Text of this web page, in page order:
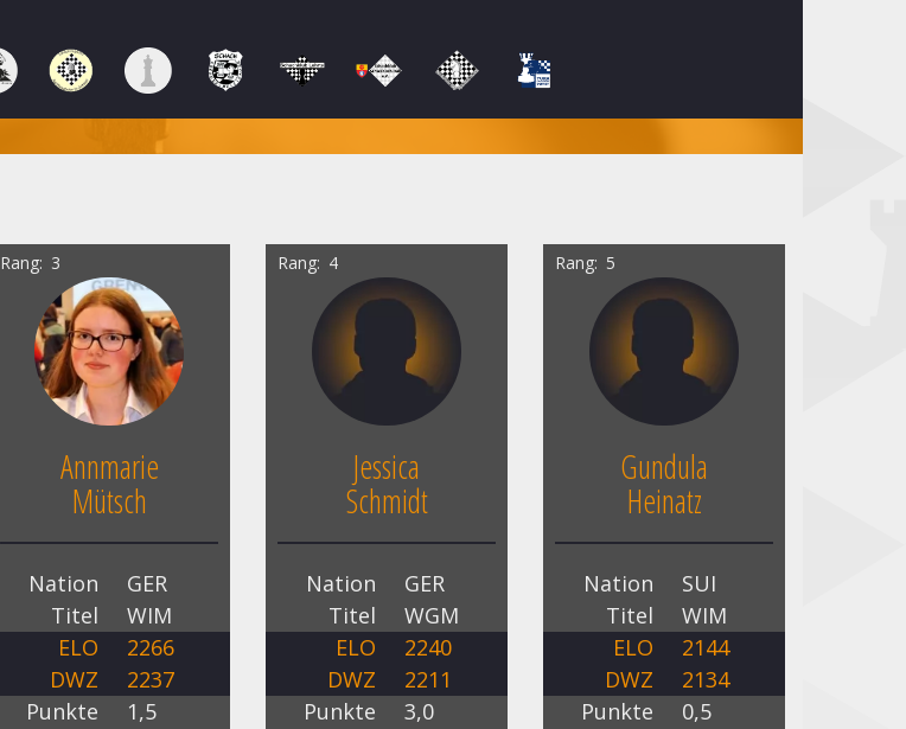
Rang 3
Annmarie
Mütsch
Nation
GER
Titel
WIM
ELO
2266
DWZ
2237
Punkte
1,5
Rang 4
Jessica
Schmidt
Nation
GER
Titel
WGM
ELO
2240
DWZ
2211
Punkte
3,0
Rang 5
Gundula
Heinatz
Nation
SUI
Titel
WIM
ELO
2144
DWZ
2134
Punkte
0,5